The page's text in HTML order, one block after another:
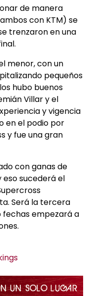
de manera
con KTM) se
trenzaron en una
menor, con un
pequeños
hubo buenos
Villar y el
y vigencia
en el podio por
y fue una gran
con ganas de
sucederá el
Será la tercera
empezará a